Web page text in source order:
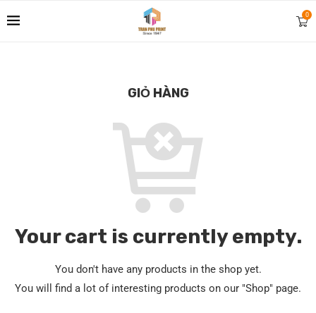
0
GIỎ HÀNG
Your cart is currently empty.
You don't have any products in the shop yet.
You will find a lot of interesting products on our "Shop" page.